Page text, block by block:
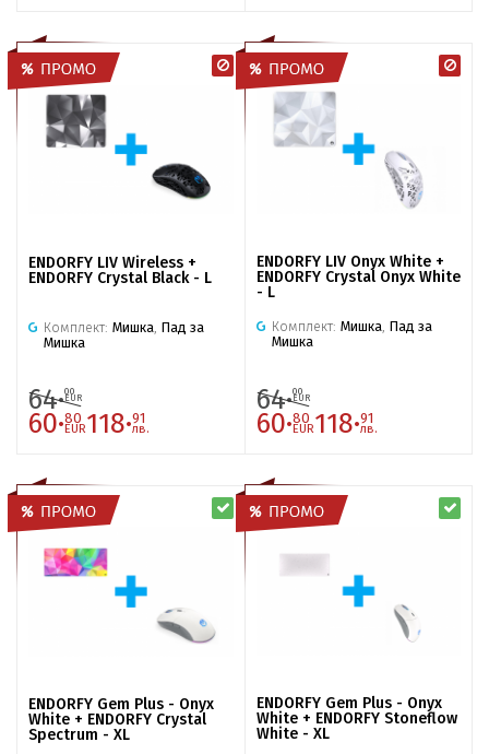
ENDORFY LIV Wireless +
ENDORFY Crystal Black - L
Комплект: Мишка, Пад за
Мишка
64·00
EUR
60·80
EUR118·91
лв.
ENDORFY LIV Onyx White +
ENDORFY Crystal Onyx White
- L
Комплект: Мишка, Пад за
Мишка
64·00
EUR
60·80
EUR118·91
лв.
ENDORFY Gem Plus - Onyx
White + ENDORFY Crystal
Spectrum - XL
ENDORFY Gem Plus - Onyx
White + ENDORFY Stoneflow
White - XL